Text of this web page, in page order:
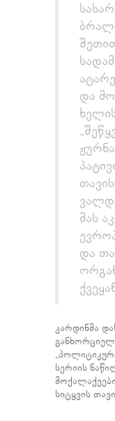
და
მას
და
კარდინმა
სერიის
სიტყვის